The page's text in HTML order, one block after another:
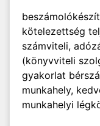
kötelezettség
számviteli,
(könyvviteli
gyakorlat
munkahely,
munkahelyi